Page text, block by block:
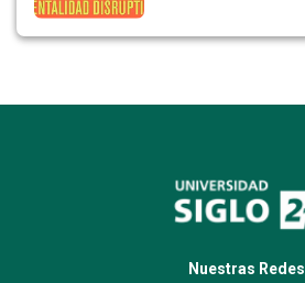
Nuestras Redes